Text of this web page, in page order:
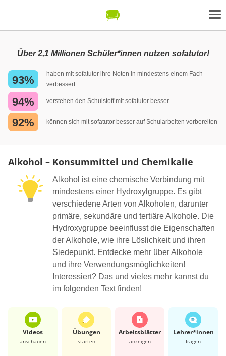
Über 2,1 Millionen Schüler*innen nutzen sofatutor!
93%
haben mit sofatutor ihre Noten in mindestens einem Fach
verbessert
94% verstehen den Schulstoff mit sofatutor besser
92% können sich mit sofatutor besser auf Schularbeiten vorbereiten
Alkohol – Konsummittel und Chemikalie
Alkohol ist eine chemische Verbindung mit
mindestens einer Hydroxylgruppe. Es gibt
verschiedene Arten von Alkoholen, darunter
primäre, sekundäre und tertiäre Alkohole. Die
Hydroxygruppe beeinflusst die Eigenschaften
der Alkohole, wie ihre Löslichkeit und ihren
Siedepunkt. Entdecke mehr über Alkohole
und ihre Verwendungsmöglichkeiten!
Interessiert? Das und vieles mehr kannst du
im folgenden Text finden!
Videos
anschauen
Übungen
starten
Arbeits­blätter
anzeigen
Lehrer*​innen
fragen